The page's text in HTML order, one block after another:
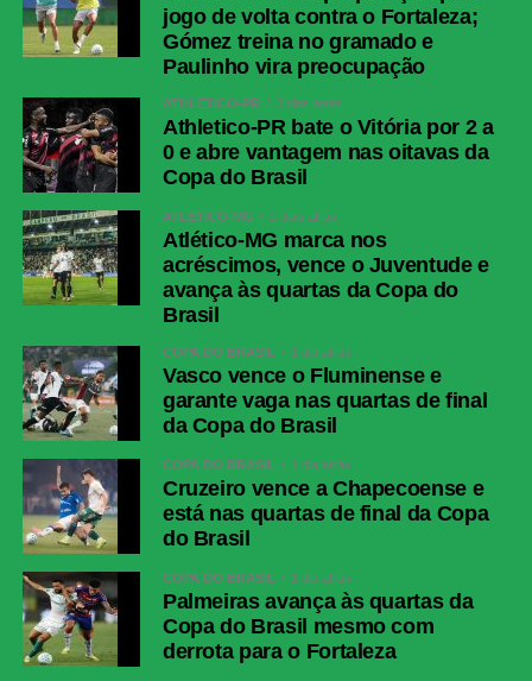
jogo de volta contra o Fortaleza;
Gómez treina no gramado e
Paulinho vira preocupação
ATHLETICO-PR 3 dias atrás
Athletico-PR bate o Vitória por 2 a
0 e abre vantagem nas oitavas da
Copa do Brasil
ATLÉTICO-MG 2 dias atrás
Atlético-MG marca nos
acréscimos, vence o Juventude e
avança às quartas da Copa do
Brasil
COPA DO BRASIL 1 dia atrás
Vasco vence o Fluminense e
garante vaga nas quartas de final
da Copa do Brasil
COPA DO BRASIL 1 dia atrás
Cruzeiro vence a Chapecoense e
está nas quartas de final da Copa
do Brasil
COPA DO BRASIL 1 dia atrás
Palmeiras avança às quartas da
Copa do Brasil mesmo com
derrota para o Fortaleza